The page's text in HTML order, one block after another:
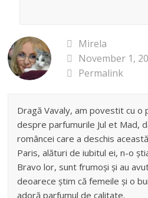
Mirela
November 1,
Permalink
Dragă Vavaly, am povestit cu o
despre parfumurile Jul et Mad,
româncei care a deschis
Paris, alături de iubitul ei, n-o
Bravo lor, sunt frumoși și au
deoarece știm că femeile și o
adoră parfumul de calitate.